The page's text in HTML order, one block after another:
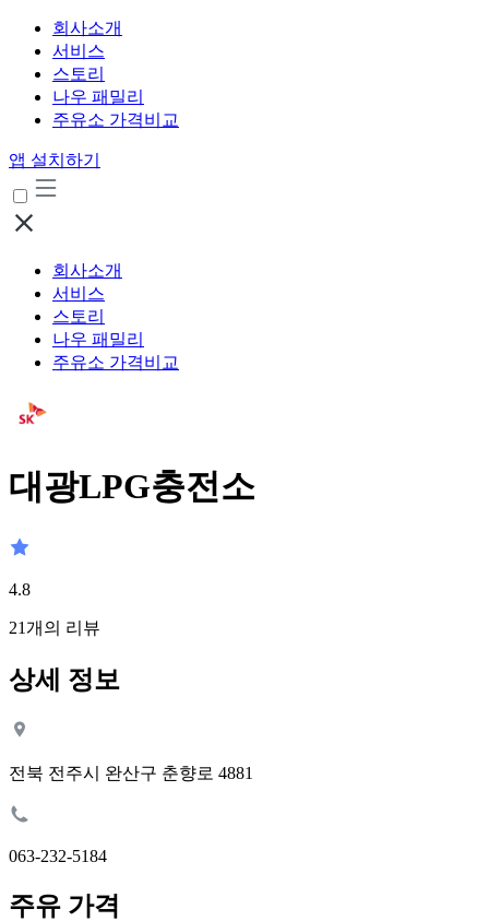
회사소개
서비스
스토리
나우 패밀리
주유소 가격비교
앱 설치하기
회사소개
서비스
스토리
나우 패밀리
주유소 가격비교
대광LPG충전소
4.8
21개의 리뷰
상세 정보
전북 전주시 완산구 춘향로 4881
063-232-5184
주유 가격